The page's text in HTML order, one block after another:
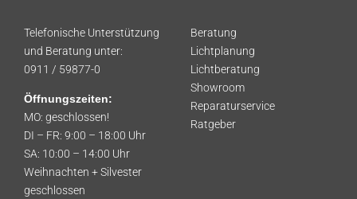
Telefonische Unterstützung
und Beratung unter:
0911 / 59877-0
Öffnungszeiten:
MO: geschlossen!
DI – FR: 9:00 – 18:00 Uhr
SA: 10:00 – 14:00 Uhr
Weihnachten + Silvester
geschlossen
Beratung
Lichtplanung
Lichtberatung
Showroom
Reparaturservice
Ratgeber